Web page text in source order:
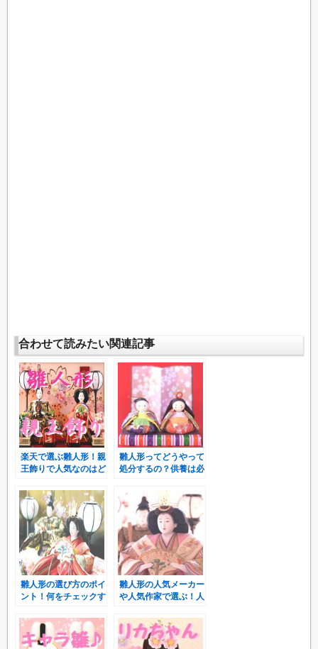
合わせて読みたい関連記事
楽天で選ぶ雛人形！親
王飾りで人気なのはど
雛人形ってどうやって
処分するの？供養は必
り？
雛人形の選び方のポイ
ント！何をチェックす
雛人形の人気メーカー
や人気作家で選ぶ！人